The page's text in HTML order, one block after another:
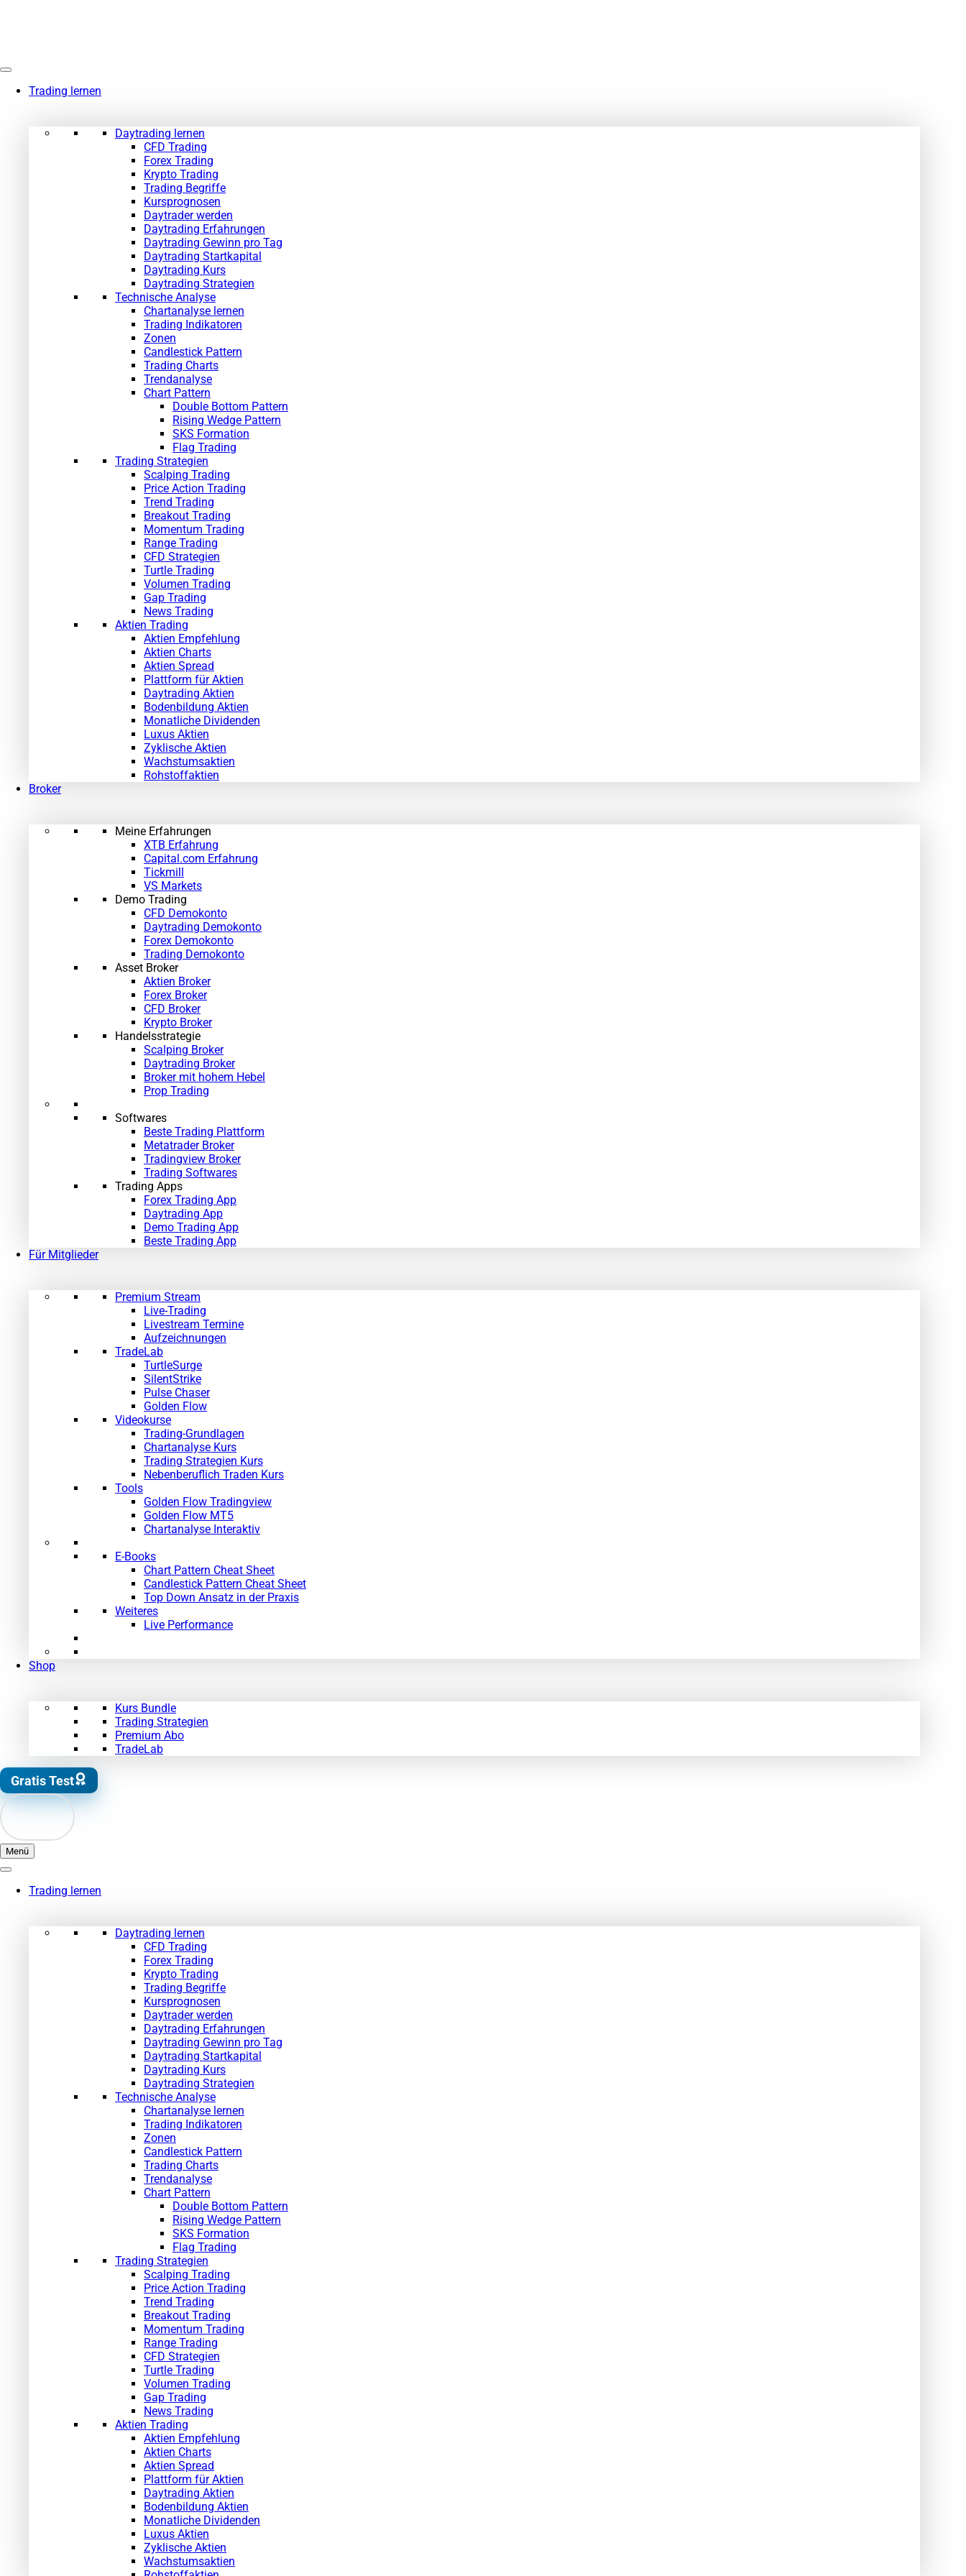
Trading lernen
Daytrading lernen
CFD Trading
Forex Trading
Krypto Trading
Trading Begriffe
Kursprognosen
Daytrader werden
Daytrading Erfahrungen
Daytrading Gewinn pro Tag
Daytrading Startkapital
Daytrading Kurs
Daytrading Strategien
Technische Analyse
Chartanalyse lernen
Trading Indikatoren
Zonen
Candlestick Pattern
Trading Charts
Trendanalyse
Chart Pattern
Double Bottom Pattern
Rising Wedge Pattern
SKS Formation
Flag Trading
Trading Strategien
Scalping Trading
Price Action Trading
Trend Trading
Breakout Trading
Momentum Trading
Range Trading
CFD Strategien
Turtle Trading
Volumen Trading
Gap Trading
News Trading
Aktien Trading
Aktien Empfehlung
Aktien Charts
Aktien Spread
Plattform für Aktien
Daytrading Aktien
Bodenbildung Aktien
Monatliche Dividenden
Luxus Aktien
Zyklische Aktien
Wachstumsaktien
Rohstoffaktien
Broker
Meine Erfahrungen
XTB Erfahrung
Capital.com Erfahrung
Tickmill
VS Markets
Demo Trading
CFD Demokonto
Daytrading Demokonto
Forex Demokonto
Trading Demokonto
Asset Broker
Aktien Broker
Forex Broker
CFD Broker
Krypto Broker
Handelsstrategie
Scalping Broker
Daytrading Broker
Broker mit hohem Hebel
Prop Trading
Softwares
Beste Trading Plattform
Metatrader Broker
Tradingview Broker
Trading Softwares
Trading Apps
Forex Trading App
Daytrading App
Demo Trading App
Beste Trading App
Für Mitglieder
Premium Stream
Live-Trading
Livestream Termine
Aufzeichnungen
TradeLab
TurtleSurge
SilentStrike
Pulse Chaser
Golden Flow
Videokurse
Trading-Grundlagen
Chartanalyse Kurs
Trading Strategien Kurs
Nebenberuflich Traden Kurs
Tools
Golden Flow Tradingview
Golden Flow MT5
Chartanalyse Interaktiv
E-Books
Chart Pattern Cheat Sheet
Candlestick Pattern Cheat Sheet
Top Down Ansatz in der Praxis
Weiteres
Live Performance
Shop
Kurs Bundle
Trading Strategien
Premium Abo
TradeLab
Gratis Test
Menü
Trading lernen
Daytrading lernen
CFD Trading
Forex Trading
Krypto Trading
Trading Begriffe
Kursprognosen
Daytrader werden
Daytrading Erfahrungen
Daytrading Gewinn pro Tag
Daytrading Startkapital
Daytrading Kurs
Daytrading Strategien
Technische Analyse
Chartanalyse lernen
Trading Indikatoren
Zonen
Candlestick Pattern
Trading Charts
Trendanalyse
Chart Pattern
Double Bottom Pattern
Rising Wedge Pattern
SKS Formation
Flag Trading
Trading Strategien
Scalping Trading
Price Action Trading
Trend Trading
Breakout Trading
Momentum Trading
Range Trading
CFD Strategien
Turtle Trading
Volumen Trading
Gap Trading
News Trading
Aktien Trading
Aktien Empfehlung
Aktien Charts
Aktien Spread
Plattform für Aktien
Daytrading Aktien
Bodenbildung Aktien
Monatliche Dividenden
Luxus Aktien
Zyklische Aktien
Wachstumsaktien